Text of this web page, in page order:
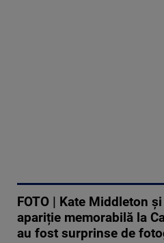
FOTO | Kate Middleton
apariție memorabilă la
au fost surprinse de